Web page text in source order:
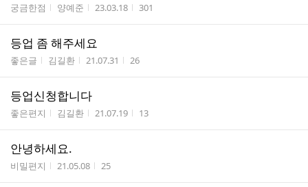
게시판명
궁금한점 작성자
양예준 작성시간
23.03.18 조회수
301
등업 좀 해주세요
게시판명
좋은글 작성자
김길환 작성시간
21.07.31 조회수
26
등업신청합니다
게시판명
좋은편지 작성자
김길환 작성시간
21.07.19 조회수
13
안녕하세요.
게시판명
비밀편지 작성시간
21.05.08 조회수
25